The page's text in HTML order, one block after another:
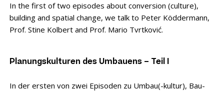
In the first of two episodes about conversion (culture),
building and spatial change, we talk to Peter Köddermann,
Prof. Stine Kolbert and Prof. Mario Tvrtković.
Planungskulturen des Umbauens – Teil I
In der ersten von zwei Episoden zu Umbau(-kultur), Bau-